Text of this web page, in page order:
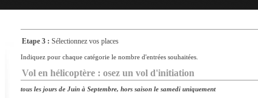
Etape 3 : Sélectionnez vos places
Indiquez pour chaque catégorie le nombre d'entrées souhaitées.
Vol en hélicoptère : osez un vol d'initiation
tous les jours de Juin à Septembre, hors saison le samedi uniquement